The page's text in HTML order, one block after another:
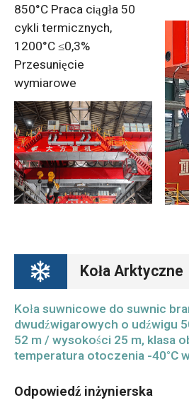
850°C Praca ciągła 50
cykli termicznych,
1200°C ≤0,3%
Przesunięcie
wymiarowe
Koła Arktyczne
Koła suwnicowe do suwnic
dwudźwigarowych o udźwigu
52 m / wysokości 25 m, klasa
temperatura otoczenia -40°C
Odpowiedź inżynierska